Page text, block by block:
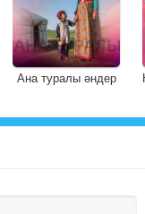
Ана туралы әндер